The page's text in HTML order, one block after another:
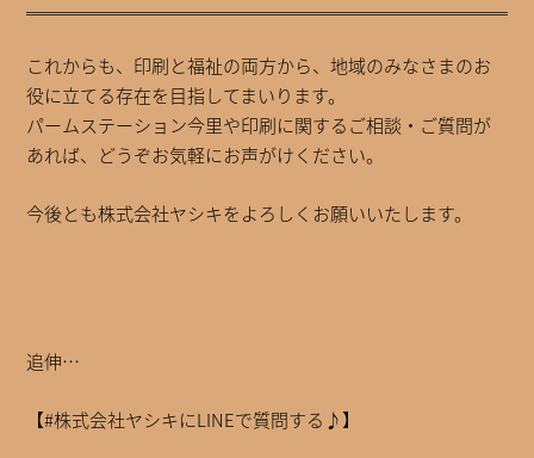
これからも、印刷と福祉の両方から、地域のみなさまのお
役に立てる存在を目指してまいります。
パームステーション今里や印刷に関するご相談・ご質問が
あれば、どうぞお気軽にお声がけください。
今後とも株式会社ヤシキをよろしくお願いいたします。
追伸…
【#株式会社ヤシキにLINEで質問する♪】